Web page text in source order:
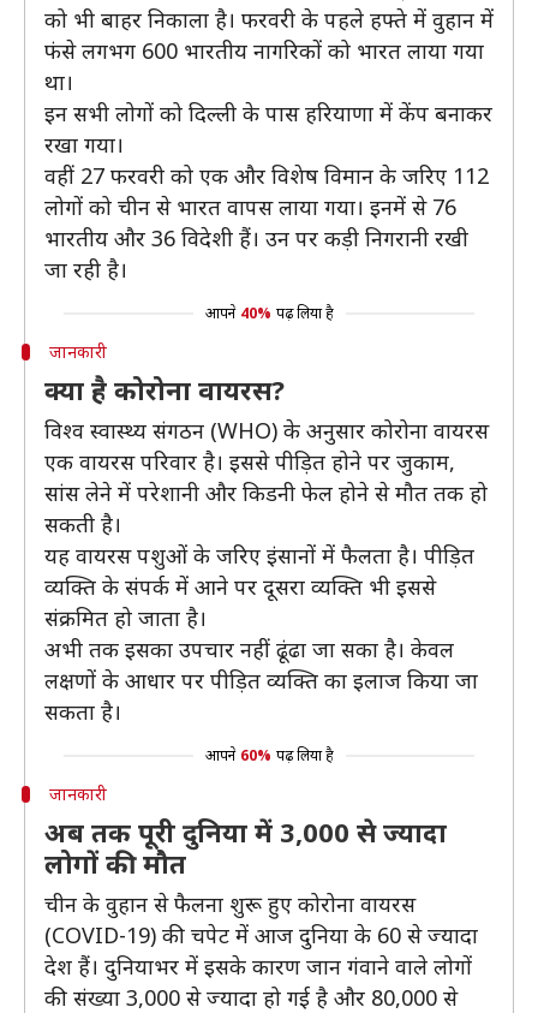
को भी बाहर निकाला है। फरवरी के पहले हफ्ते में वुहान में
फंसे लगभग 600 भारतीय नागरिकों को भारत लाया गया
था।
इन सभी लोगों को दिल्ली के पास हरियाणा में केंप बनाकर
रखा गया।
वहीं 27 फरवरी को एक और विशेष विमान के जरिए 112
लोगों को चीन से भारत वापस लाया गया। इनमें से 76
भारतीय और 36 विदेशी हैं। उन पर कड़ी निगरानी रखी
जा रही है।
आपने 40% पढ़ लिया है
जानकारी
क्या है कोरोना वायरस?
विश्व स्वास्थ्य संगठन (WHO) के अनुसार कोरोना वायरस
एक वायरस परिवार है। इससे पीड़ित होने पर जुकाम,
सांस लेने में परेशानी और किडनी फेल होने से मौत तक हो
सकती है।
यह वायरस पशुओं के जरिए इंसानों में फैलता है। पीड़ित
व्यक्ति के संपर्क में आने पर दूसरा व्यक्ति भी इससे
संक्रमित हो जाता है।
अभी तक इसका उपचार नहीं ढूंढा जा सका है। केवल
लक्षणों के आधार पर पीड़ित व्यक्ति का इलाज किया जा
सकता है।
आपने 60% पढ़ लिया है
जानकारी
अब तक पूरी दुनिया में 3,000 से ज्यादा
लोगों की मौत
चीन के वुहान से फैलना शुरू हुए कोरोना वायरस
(COVID-19) की चपेट में आज दुनिया के 60 से ज्यादा
देश हैं। दुनियाभर में इसके कारण जान गंवाने वाले लोगों
की संख्या 3,000 से ज्यादा हो गई है और 80,000 से